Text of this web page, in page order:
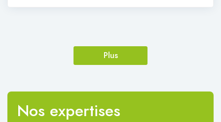
Plus
Nos expertises